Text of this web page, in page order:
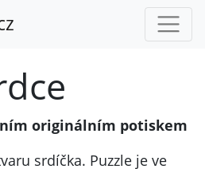
originálním potiskem
srdíčka. Puzzle je ve